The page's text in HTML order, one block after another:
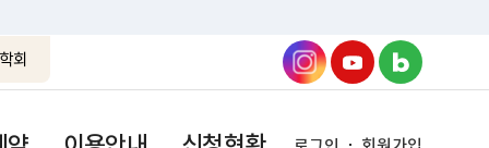
회